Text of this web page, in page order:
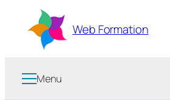
contenu
Web Formation
Menu